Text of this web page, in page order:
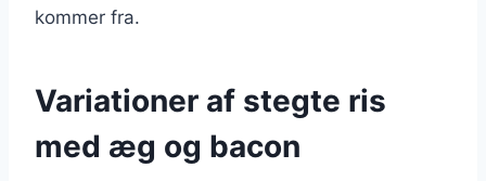
kommer fra.
Variationer af stegte ris
med æg og bacon